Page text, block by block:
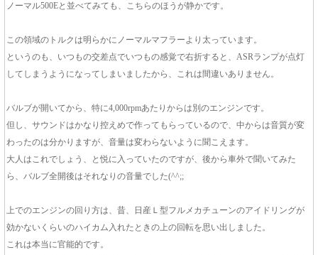
ノーマル500Eと並べてみても、こちらのほうが静かです。
この領域のトルクは明らかにノーマルマフラーより太っています。
というのも、いつもの交差点でいつもの感覚で右折すると、ASRランプが点灯
してしまうようになってしまいましたから、これは間違いありません。
バルブが開いてから、特に4,000rpmあたりからは別のエンジンです。
但し、サウンドはかなり控えめで作ってもらっているので、中からは音質が変
わったのは分かりますが、音量は変わらないように聞こえます。
大人はこれでしょう、と悦に入っていたのですが、後から車外で聞いてみた
ら、バルブ全開後はそれなりの音量でした(^^;;
上でのエンジンの回り方は、昔、日産Ｌ型フルメカチューンのアイドリングが
効かないくらいのハイカム入れたときの上の回転を思い出しました。
これは本当に官能的です。